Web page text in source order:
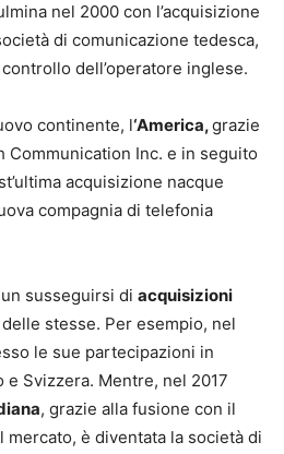
nel 2000 con l’acquisizione
di comunicazione tedesca,
dell’operatore inglese.
continente, l‘America,grazie
Communication Inc. e in seguito
acquisizione nacque
compagnia di telefonia
susseguirsi di acquisizioni
delle stesse. Per esempio, nel
le sue partecipazioni in
e Svizzera. Mentre, nel 2017
, grazie alla fusione con il
è diventata la società di